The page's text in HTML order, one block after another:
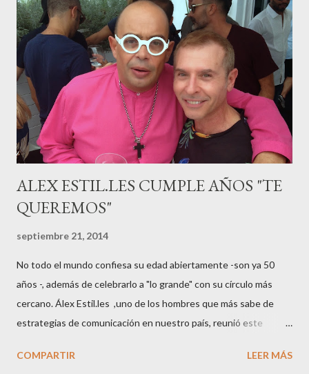
campeona, durante los primeros 3 meses de embarazo tuvo que
guardar reposo debido a un síndrome llamado
“hiperemesisgravídica”.Pasados los meses fatídicos de
gestación Marta tiró adelante con el embarazo, ahora es una
mamá feliz. Otro de los modelos que ha sido padre este año ha
sido el madrileño, Emilio Flores , el top que desfiló en las mejores
pasarelas ...
ALEX ESTIL.LES CUMPLE AÑOS "TE
QUEREMOS"
septiembre 21, 2014
No todo el mundo confiesa su edad abiertamente -son ya 50
años -, además de celebrarlo a "lo grande" con su círculo más
cercano. Álex Estil.les ,uno de los hombres que más sabe de
estrategias de comunicación en nuestro país, reunió este
colaboradores y amigos que a lo largo de su vida profesional han
COMPARTIR LEER MÁS